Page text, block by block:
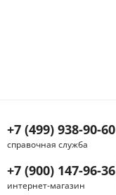
+7 (499) 938-90-60
справочная служба
+7 (900) 147-96-36
интернет-магазин